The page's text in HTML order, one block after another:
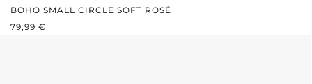
BOHO SMALL CIRCLE SOFT ROSÉ
REGULÄRER PREIS:
79,99 €